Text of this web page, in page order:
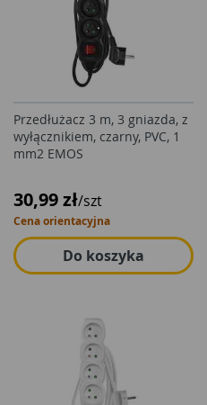
Przedłużacz 3 m, 3 gniazda, z
wyłącznikiem, czarny, PVC, 1
mm2 EMOS
30,99 zł/szt
Cena orientacyjna
Do koszyka